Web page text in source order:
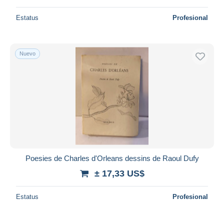
Estatus Profesional
Nuevo
Poesies de Charles d'Orleans dessins de Raoul Dufy
± 17,33 US$
Estatus Profesional